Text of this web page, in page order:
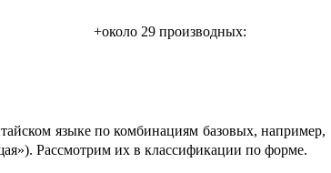
+около 29 производных:
языке по комбинациям базовых,
Рассмотрим их в классификации по форме.